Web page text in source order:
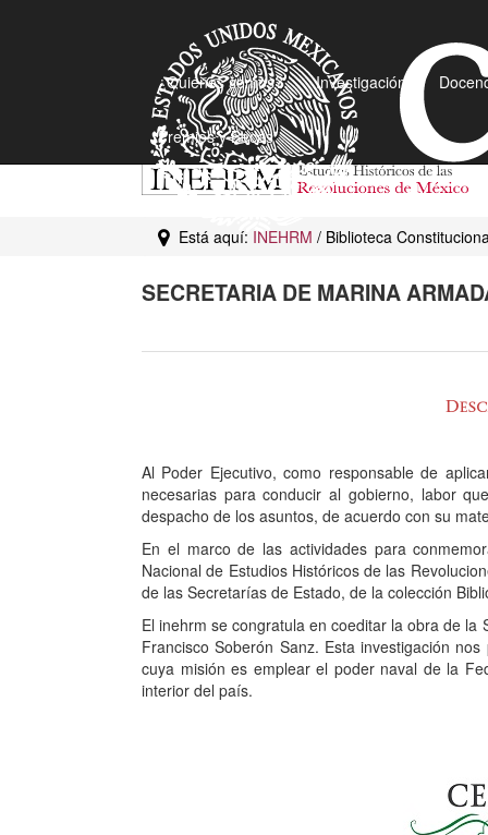
¿Quiénes somos? Investigación
Premios y Becas
Está aquí: INEHRM / Biblioteca
SECRETARIA DE MARINA
Al Poder Ejecutivo, como responsable de
necesarias para conducir al gobierno, labor
despacho de los asuntos, de acuerdo con su
En el marco de las actividades para
Nacional de Estudios Históricos de las
de las Secretarías de Estado, de la colección
El inehrm se congratula en coeditar la obra de
Francisco Soberón Sanz. Esta investigación
cuya misión es emplear el poder naval de la
interior del país.